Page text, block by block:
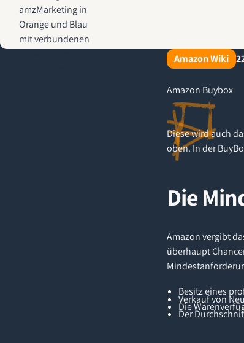
AMZ-Marketing.de - Amazon Agentur für profitables
Amazon Wiki
Amazon Buybox
Diese wird auch
oben. In der
Die
Amazon vergibt
überhaupt
Besitz eines
Verkauf von
Die
Der